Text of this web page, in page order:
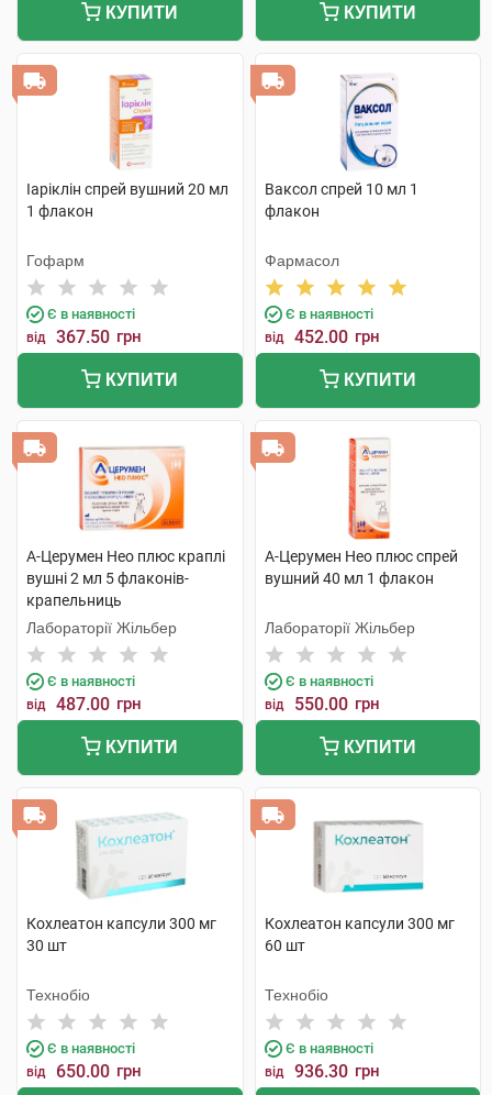
КУПИТИ КУПИТИ
Іаріклін спрей вушний 20 мл
1 флакон
Гофарм
Є в наявності
від 367.50 грн
КУПИТИ
Ваксол спрей 10 мл 1
флакон
Фармасол
Є в наявності
від 452.00 грн
КУПИТИ
А-Церумен Нео плюс краплі
вушні 2 мл 5 флаконів-
крапельниць
Лабораторії Жільбер
Є в наявності
від 487.00 грн
КУПИТИ
А-Церумен Нео плюс спрей
вушний 40 мл 1 флакон
Лабораторії Жільбер
Є в наявності
від 550.00 грн
КУПИТИ
Кохлеатон капсули 300 мг
30 шт
Технобіо
Є в наявності
від 650.00 грн
Кохлеатон капсули 300 мг
60 шт
Технобіо
Є в наявності
від 936.30 грн